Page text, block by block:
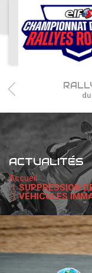
ACCUEIL
ACTUS
CALENDRIER
RÉSULTATS
PHOTOS /
ACTUALITÉS
Accueil
SUPPRESSION
VÉHICULES